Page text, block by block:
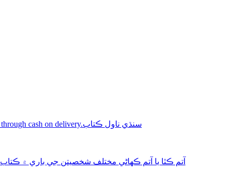
Shop online Sindhi novel books through cash on delivery.سنڌي ناول ڪتاب
Biography-autobiography آتم ڪٿا يا آتم ڪھاڻي مختلف شخصيتن جي باري ۾ ڪتاب